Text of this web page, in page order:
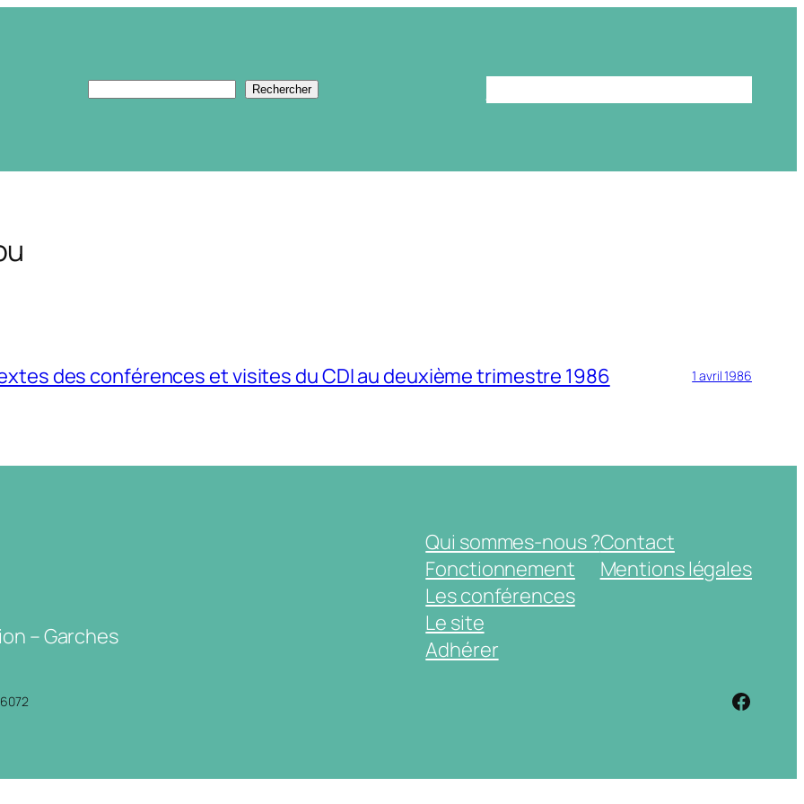
Rechercher Rechercher
Textes des conférences et visites du CDI au deuxième trimestre 1986 1 avril 1986
– Garches
Qui sommes-nous ?
Fonctionnement
Les conférences
Le site
Adhérer
Contact
Mentions légales